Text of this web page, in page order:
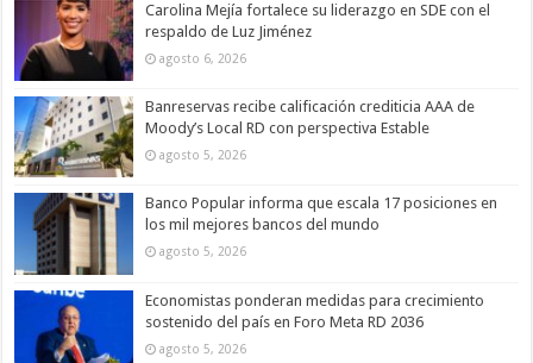
Carolina Mejía fortalece su liderazgo en SDE con el
respaldo de Luz Jiménez
agosto 6, 2026
Banreservas recibe calificación crediticia AAA de
Moody’s Local RD con perspectiva Estable
agosto 5, 2026
Banco Popular informa que escala 17 posiciones en
los mil mejores bancos del mundo
agosto 5, 2026
Economistas ponderan medidas para crecimiento
sostenido del país en Foro Meta RD 2036
agosto 5, 2026